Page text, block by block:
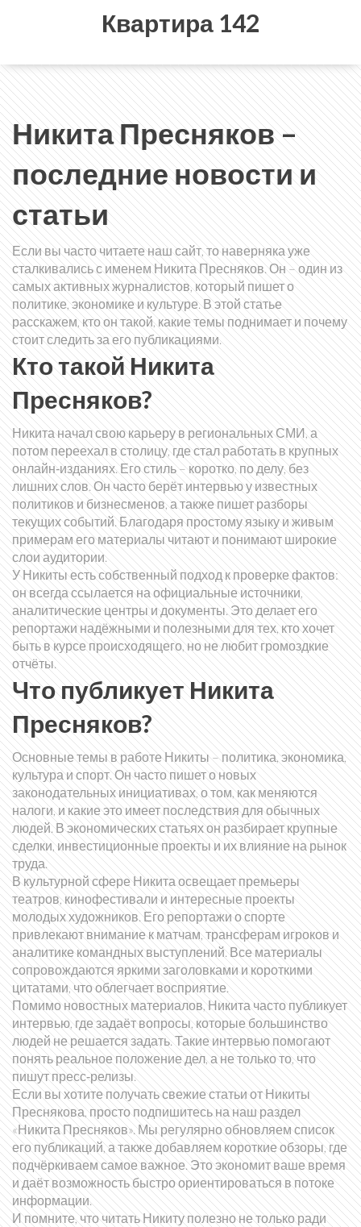
Квартира 142
Никита Пресняков –
последние новости и
статьи
Если вы часто читаете наш сайт, то наверняка уже
сталкивались с именем Никита Пресняков. Он – один из
самых активных журналистов, который пишет о
политике, экономике и культуре. В этой статье
расскажем, кто он такой, какие темы поднимает и почему
стоит следить за его публикациями.
Кто такой Никита
Пресняков?
Никита начал свою карьеру в региональных СМИ, а
потом переехал в столицу, где стал работать в крупных
онлайн‑изданиях. Его стиль – коротко, по делу, без
лишних слов. Он часто берёт интервью у известных
политиков и бизнесменов, а также пишет разборы
текущих событий. Благодаря простому языку и живым
примерам его материалы читают и понимают широкие
слои аудитории.
У Никиты есть собственный подход к проверке фактов:
он всегда ссылается на официальные источники,
аналитические центры и документы. Это делает его
репортажи надёжными и полезными для тех, кто хочет
быть в курсе происходящего, но не любит громоздкие
отчёты.
Что публикует Никита
Пресняков?
Основные темы в работе Никиты – политика, экономика,
культура и спорт. Он часто пишет о новых
законодательных инициативах, о том, как меняются
налоги, и какие это имеет последствия для обычных
людей. В экономических статьях он разбирает крупные
сделки, инвестиционные проекты и их влияние на рынок
труда.
В культурной сфере Никита освещает премьеры
театров, кинофестивали и интересные проекты
молодых художников. Его репортажи о спорте
привлекают внимание к матчам, трансферам игроков и
аналитике командных выступлений. Все материалы
сопровождаются яркими заголовками и короткими
цитатами, что облегчает восприятие.
Помимо новостных материалов, Никита часто публикует
интервью, где задаёт вопросы, которые большинство
людей не решается задать. Такие интервью помогают
понять реальное положение дел, а не только то, что
пишут пресс‑релизы.
Если вы хотите получать свежие статьи от Никиты
Преснякова, просто подпишитесь на наш раздел
«Никита Пресняков». Мы регулярно обновляем список
его публикаций, а также добавляем короткие обзоры, где
подчёркиваем самое важное. Это экономит ваше время
и даёт возможность быстро ориентироваться в потоке
информации.
И помните, что читать Никиту полезно не только ради